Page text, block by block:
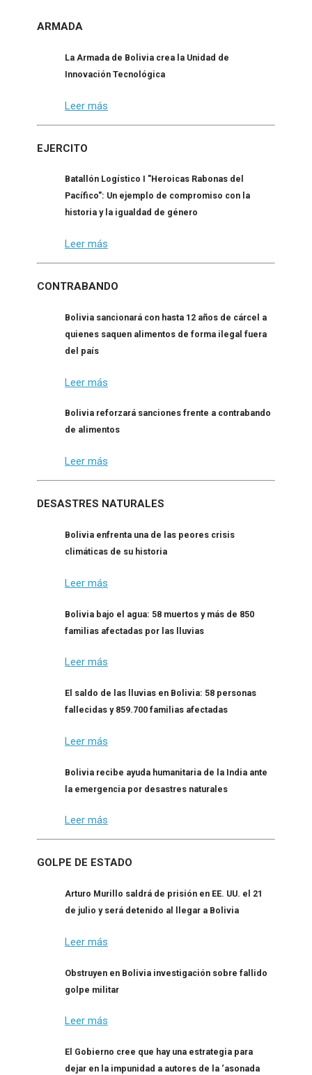
ARMADA
La Armada de Bolivia crea la Unidad de
Innovación Tecnológica
Leer más
EJERCITO
Batallón Logístico I "Heroicas Rabonas del
Pacífico": Un ejemplo de compromiso con la
historia y la igualdad de género
Leer más
CONTRABANDO
Bolivia sancionará con hasta 12 años de cárcel a
quienes saquen alimentos de forma ilegal fuera
del país
Leer más
Bolivia reforzará sanciones frente a contrabando
de alimentos
Leer más
DESASTRES NATURALES
Bolivia enfrenta una de las peores crisis
climáticas de su historia
Leer más
Bolivia bajo el agua: 58 muertos y más de 850
familias afectadas por las lluvias
Leer más
El saldo de las lluvias en Bolivia: 58 personas
fallecidas y 859.700 familias afectadas
Leer más
Bolivia recibe ayuda humanitaria de la India ante
la emergencia por desastres naturales
Leer más
GOLPE DE ESTADO
Arturo Murillo saldrá de prisión en EE. UU. el 21
de julio y será detenido al llegar a Bolivia
Leer más
Obstruyen en Bolivia investigación sobre fallido
golpe militar
Leer más
El Gobierno cree que hay una estrategia para
dejar en la impunidad a autores de la ‘asonada